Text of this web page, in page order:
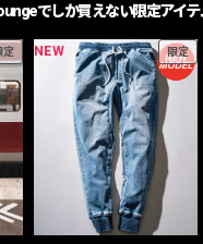
でしか買えない限定アイテ
定 NEW 限定